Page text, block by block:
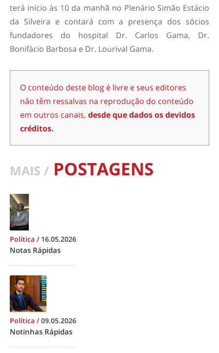
terá início às 10 da manhã no Plenário Simão Estácio
da Silveira e contará com a presença dos sócios
fundadores do hospital Dr. Carlos Gama, Dr.
Bonifácio Barbosa e Dr. Lourival Gama.
O conteúdo deste blog é livre e seus editores
não têm ressalvas na reprodução do conteúdo
em outros canais, desde que dados os devidos
créditos.
MAIS / POSTAGENS
Política / 16.05.2026
Notas Rápidas
Política /09.05.2026
Notinhas Rápidas